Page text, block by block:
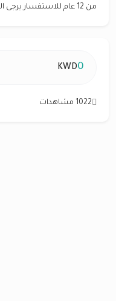
من 12 عام للاستفسار يرجى التواصل واتساب
0
KWD
1022 مشاهدات